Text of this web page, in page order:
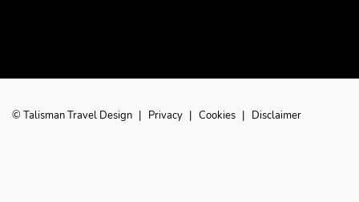
© Talisman Travel Design | Privacy | Cookies | Disclaimer